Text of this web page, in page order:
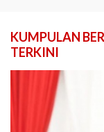
KUMPULAN
TERKINI